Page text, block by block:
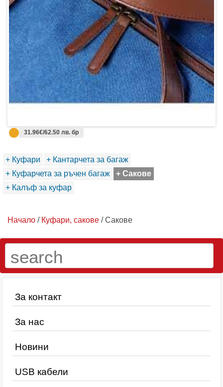
31.96€/62.50 лв. бр
+ Куфари
+ Кантарчета за багаж
+ Куфарчета за ръчен багаж
+ Сакове
+ Калъф за куфар
Начало / Куфари, сакове / Сакове
За контакт
За нас
Новини
USB кабели